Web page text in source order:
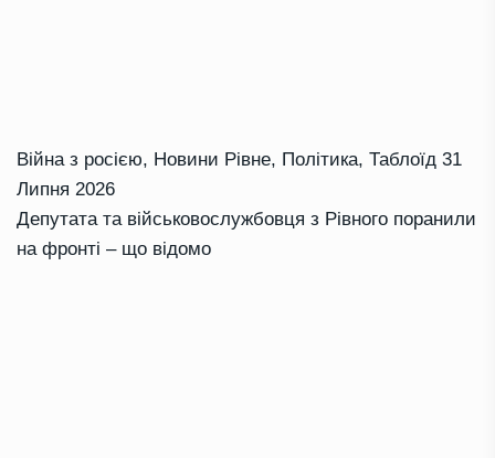
Війна з росією, Новини Рівне, Політика, Таблоїд 31
Липня 2026
Депутата та військовослужбовця з Рівного поранили
на фронті – що відомо